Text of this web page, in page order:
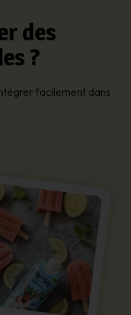
des
?
facilement dans
boire